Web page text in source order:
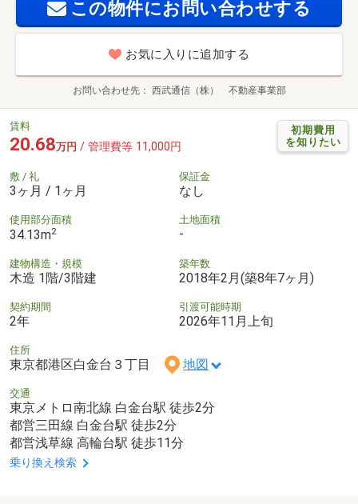
この物件にお問い合わせする
お気に入りに追加する
お問い合わせ先 西武通信（株） 不動産事業部
初期費用
を知りたい
賃料
20.68万円 / 管理費等 11,000円
敷 / 礼
3ヶ月 / 1ヶ月
保証金
なし
使用部分面積
34.13m2
土地面積
-
建物構造・規模
木造 1階/3階建
築年数
2018年2月(築8年7ヶ月)
契約期間
2年
引渡可能時期
2026年11月上旬
住所
東京都港区白金台３丁目 地図
交通
東京メトロ南北線 白金台駅 徒歩2分
都営三田線 白金台駅 徒歩2分
都営浅草線 高輪台駅 徒歩11分
乗り換え検索